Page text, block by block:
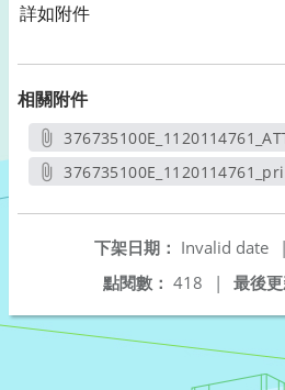
詳如附件
相關附件
另開新視窗
下架日期： Invalid date
|
最後更
點閱數： 418 |